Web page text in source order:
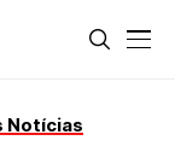
Notícias